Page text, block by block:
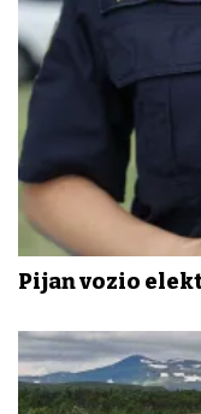
Pijan vozio